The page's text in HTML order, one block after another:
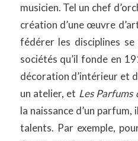
musicien. Tel un chef
création d’une œuvre
fédérer les disciplines
sociétés qu’il fonde en
décoration d’intérieur et
un atelier, et Les Parfums
la naissance d’un
talents. Par exemple,